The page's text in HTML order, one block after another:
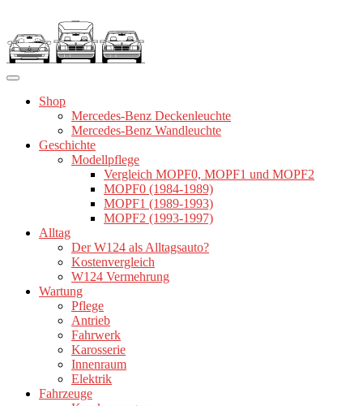
springen
Shop
Mercedes-Benz Deckenleuchte
Mercedes-Benz Wandleuchte
Geschichte
Modellpflege
Vergleich MOPF0, MOPF1 und MOPF2
MOPF0 (1984-1989)
MOPF1 (1989-1993)
MOPF2 (1993-1997)
Alltag
Der W124 als Alltagsauto?
Kostenvergleich
W124 Vermehrung
Wartung
Pflege
Antrieb
Fahrwerk
Karosserie
Innenraum
Elektrik
Fahrzeuge